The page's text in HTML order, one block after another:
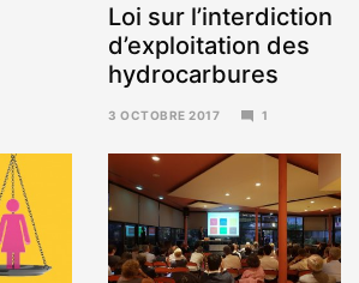
Loi sur l’interdiction
d’exploitation des
hydrocarbures
3 OCTOBRE 2017
2017
1